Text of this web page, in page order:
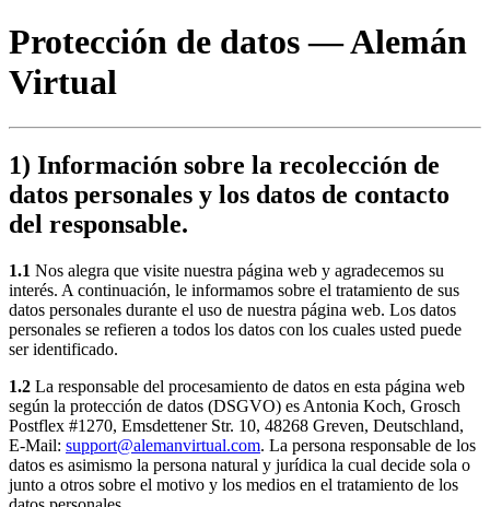
Protección de datos — Alemán
Virtual
1) Información sobre la recolección de
datos personales y los datos de contacto
del responsable.
1.1 Nos alegra que visite nuestra página web y agradecemos su
interés. A continuación, le informamos sobre el tratamiento de sus
datos personales durante el uso de nuestra página web. Los datos
personales se refieren a todos los datos con los cuales usted puede
ser identificado.
1.2 La responsable del procesamiento de datos en esta página web
según la protección de datos (DSGVO) es Antonia Koch, Grosch
Postflex #1270, Emsdettener Str. 10, 48268 Greven, Deutschland,
E-Mail: support@alemanvirtual.com. La persona responsable de los
datos es asimismo la persona natural y jurídica la cual decide sola o
junto a otros sobre el motivo y los medios en el tratamiento de los